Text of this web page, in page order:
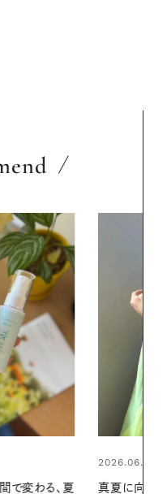
が香るひん
2026.07.24
夏の髪と心